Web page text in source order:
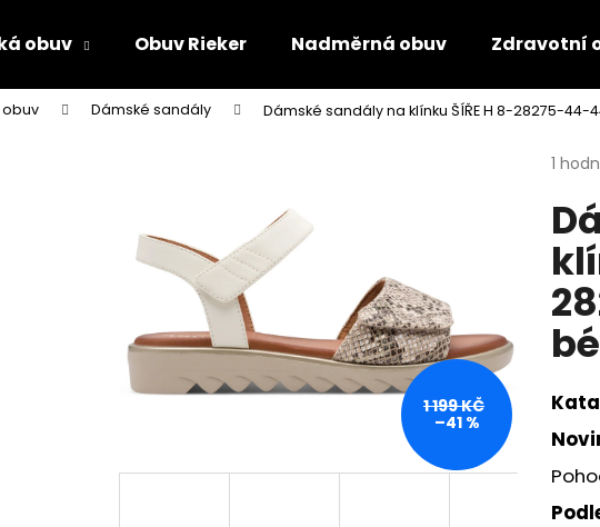
obuv Obuv Rieker Nadměrná obuv Zdravotní
obuv Dámské sandály Dámské sandály na klínku ŠÍŘE H 8-28275-44-
je
5,0
5
1
1 199 KČ
–41 %
Co potřebujete najít?
Doporučujeme
8- DÁMSKÉ